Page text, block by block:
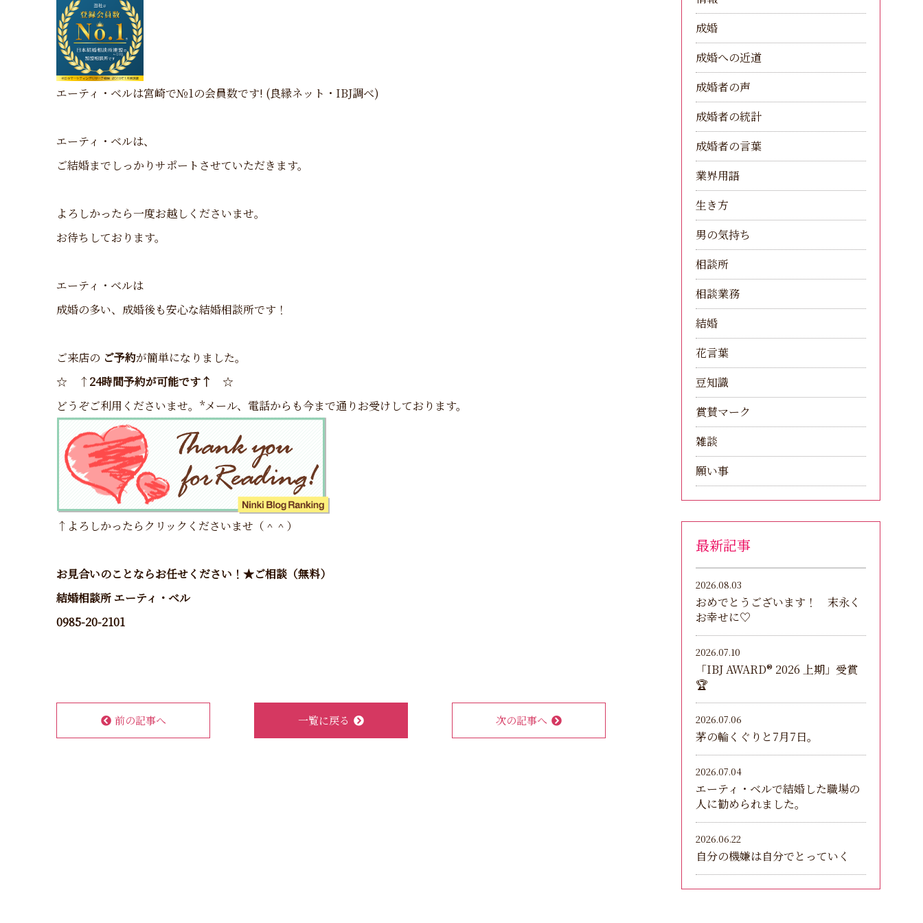
エーティ・ベルは宮崎で№1の会員数です! (良縁ネット・IBJ調べ)
エーティ・ベルは、
ご結婚までしっかりサポートさせていただきます。
よろしかったら一度お越しくださいませ。
お待ちしております。
エーティ・ベルは
成婚の多い、成婚後も安心な結婚相談所です！
ご来店の ご予約が簡単になりました。
☆ ↑ 24時間予約が可能です↑ ☆
どうぞご利用くださいませ。*メール、電話からも今まで通りお受けしております。
↑よろしかったらクリックくださいませ（＾＾）
お見合いのことならお任せください！★ご相談（無料）
結婚相談所 エーティ・ベル
0985-20-2101
前の記事へ 一覧に戻る 次の記事へ
成婚
成婚への近道
成婚者の声
成婚者の統計
成婚者の言葉
業界用語
生き方
男の気持ち
相談所
相談業務
結婚
花言葉
豆知識
賞賛マーク
雑談
願い事
最新記事
2026.08.03
おめでとうございます！ 末永く
お幸せに♡
2026.07.10
「IBJ AWARD®︎ 2026 上期」受賞
🏆
2026.07.06
茅の輪くぐりと7月7日。
2026.07.04
エーティ・ベルで結婚した職場の
人に勧められました。
2026.06.22
自分の機嫌は自分でとっていく